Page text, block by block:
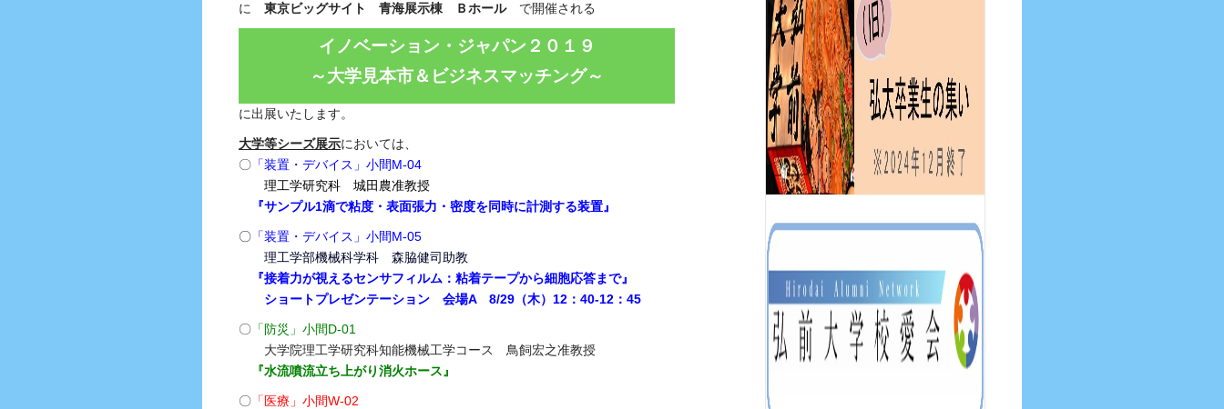
に 東京ビッグサイト 青海展示棟 Ｂホールで開催される
イノベーション・ジャパン２０１９
～大学見本市＆ビジネスマッチング～
に出展いたします。
大学等シーズ展示においては、
〇 「装置・デバイス」小間M-04
理工学研究科 城田農准教授
『サンプル1滴で粘度・表面張力・密度を同時に計測する装置』
〇 「装置・デバイス」小間M-05
理工学部機械科学科 森脇健司助教
『接着力が視えるセンサフィルム：粘着テープから細胞応答まで』
ショートプレゼンテーション 会場A 8/29（木）12：40-12：45
〇 「防災」小間D-01
大学院理工学研究科知能機械工学コース 鳥飼宏之准教授
『水流噴流立ち上がり消火ホース』
〇 「医療」小間W-02